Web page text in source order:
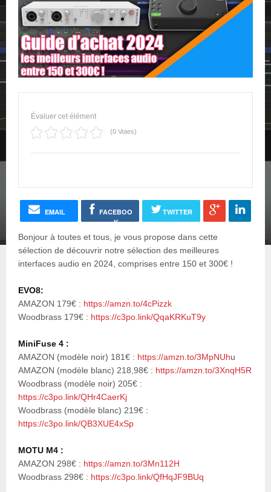
Évaluer cet élément
(0 Votes)
EMAIL
FACEBOO
K
TWITTER
Bonjour à toutes et tous, je vous propose dans cette
sélection de découvrir notre sélection des meilleures
interfaces audio en 2024, comprises entre 150 et 300€ !
EVO8:
AMAZON 179€ : https://amzn.to/4cPizzk
Woodbrass 179€ : https://c3po.link/QqaKRKuT9y
MiniFuse 4 :
AMAZON (modèle noir) 181€ : https://amzn.to/3MpNUhu
AMAZON (modèle blanc) 218,98€ : https://amzn.to/3XnqH5R
Woodbrass (modèle noir) 205€ :
https://c3po.link/QHr4CaerKj
Woodbrass (modèle blanc) 219€ :
https://c3po.link/QB3XUE4xSp
MOTU M4 :
AMAZON 298€ : https://amzn.to/3Mn112H
Woodbrass 298€ : https://c3po.link/QfHqJF9BUq